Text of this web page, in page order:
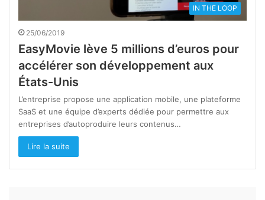
IN THE LOOP
25/06/2019
EasyMovie lève 5 millions d’euros pour
accélérer son développement aux
États-Unis
L’entreprise propose une application mobile, une plateforme
SaaS et une équipe d’experts dédiée pour permettre aux
entreprises d’autoproduire leurs contenus…
Lire la suite